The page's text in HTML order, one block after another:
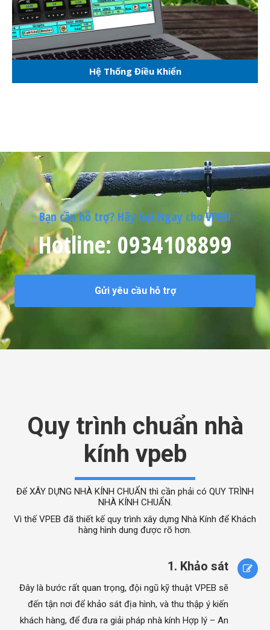
Hệ Thống Điều Khiển
Bạn cần hỗ trợ? Hãy Gọi Ngay cho VPEB!
Hotline: 0934108899
Gửi yêu cầu hỗ trợ
Quy trình chuẩn nhà
kính vpeb
Để XÂY DỰNG NHÀ KÍNH CHUẨN thì cần phải có QUY TRÌNH
NHÀ KÍNH CHUẨN.
Vì thế VPEB đã thiết kế quy trình xây dựng Nhà Kính để Khách
hàng hình dung được rõ hơn.
1. Khảo sát
Đây là bước rất quan trọng, đội ngũ kỹ thuật VPEB sẽ
đến tận nơi để khảo sát địa hình, và thu thập ý kiến
khách hàng, để đưa ra giải pháp nhà kính Hợp lý – An